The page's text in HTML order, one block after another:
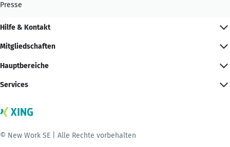
Presse
Hilfe & Kontakt
Mitgliedschaften
Hauptbereiche
Services
© New Work SE | Alle Rechte vorbehalten